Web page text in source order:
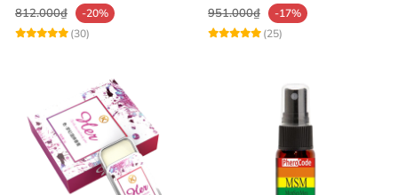
812.000₫
-20%
(30)
951.000₫
-17%
(25)